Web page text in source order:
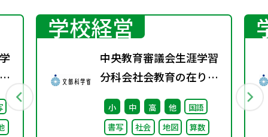
学校経営
中央教育審議会生涯学習
分科会社会教育の在り方
に関する特別部会（第1
回） 配布資料
小 中 高 他
国語
書写
社会 地図
算数